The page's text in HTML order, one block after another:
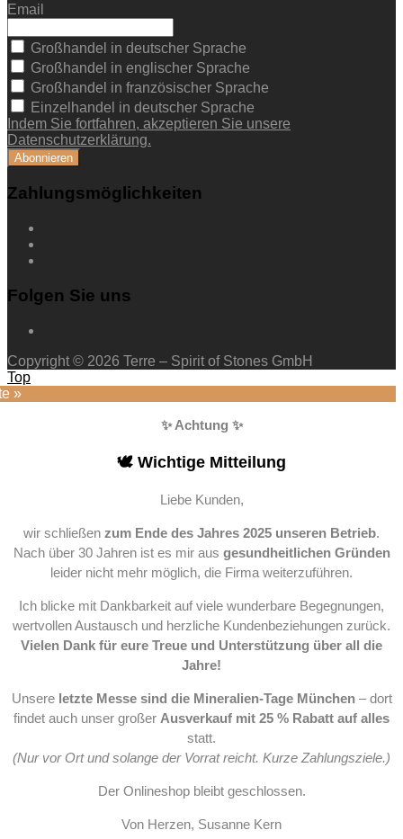
Email
Großhandel in deutscher Sprache
Großhandel in englischer Sprache
Großhandel in französischer Sprache
Einzelhandel in deutscher Sprache
Indem Sie fortfahren, akzeptieren Sie unsere
Datenschutzerklärung.
Zahlungsmöglichkeiten
Folgen Sie uns
Copyright © 2026 Terre – Spirit of Stones GmbH
Top
»
✨ Achtung ✨
🕊️ Wichtige Mitteilung
Liebe Kunden,
wir schließen zum Ende des Jahres 2025 unseren Betrieb.
Nach über 30 Jahren ist es mir aus gesundheitlichen Gründen
leider nicht mehr möglich, die Firma weiterzuführen.
Ich blicke mit Dankbarkeit auf viele wunderbare Begegnungen,
wertvollen Austausch und herzliche Kundenbeziehungen zurück.
Vielen Dank für eure Treue und Unterstützung über all die
Jahre!
Unsere letzte Messe sind die Mineralien-Tage München– dort
findet auch unser großer Ausverkauf mit 25 % Rabatt auf alles
statt.
(Nur vor Ort und solange der Vorrat reicht. Kurze Zahlungsziele.)
Der Onlineshop bleibt geschlossen.
Von Herzen, Susanne Kern